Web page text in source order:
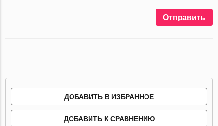
Отправить
ДОБАВИТЬ В ИЗБРАННОЕ
ДОБАВИТЬ К СРАВНЕНИЮ